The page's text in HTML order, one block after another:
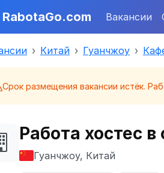
RabotaGo.com Вакансии
Китай Гуанчжоу
Срок размещения вакансии истёк.
Работа хостес
Гуанчжоу, Китай